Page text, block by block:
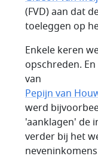
(FVD) aan dat
toeleggen op
Enkele keren
opschreden.
van
Pepijn van
werd
'aanklagen' de
verder bij het